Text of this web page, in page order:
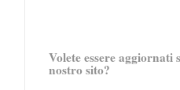
Volete essere aggiornati
nostro sito?